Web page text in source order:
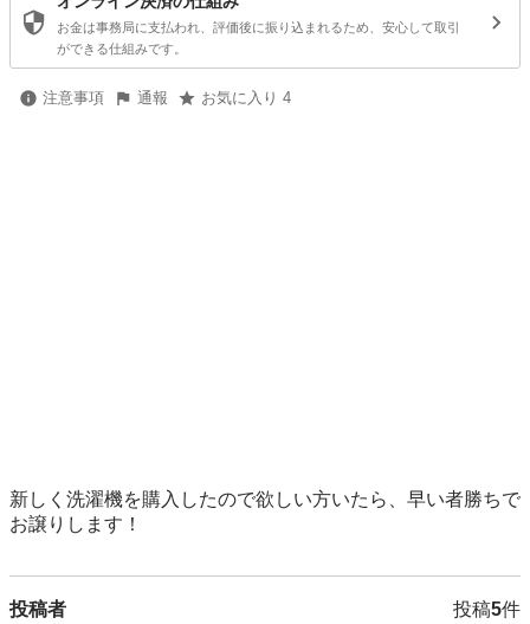
お金は事務局に支払われ、評価後に振り込まれるため、安心して取引
ができる仕組みです。
注意事項 通報 お気に入り 4
新しく洗濯機を購入したので欲しい方いたら、早い者勝ちで
お譲りします！
投稿者 投稿5件